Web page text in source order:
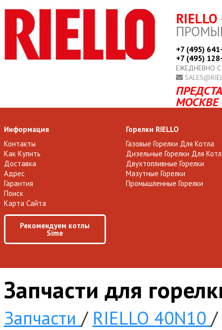
RIELLO
+7 (495)
+7 (495)
ЕЖЕДНЕВНО
МОСКВЕ
Информация
Контакты
Как Купить
Доставка
Адрес
Гарантия
Поиск
Карта Сайта
Рекомендуем котлы
Sime
Горелки RIELLO
Газовые Горелки Для Котла
Дизельные Горелки Для
Двухтопливные Горелки
Мазутные Горелки
Промышленные Горелки
Запчасти для
Запчасти / RIELLO 40N10 /